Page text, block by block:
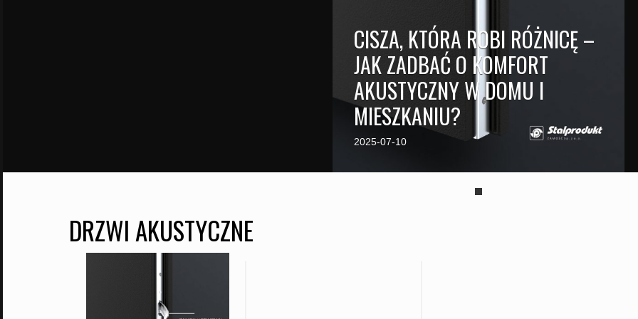
CISZA, KTÓRA ROBI RÓŻNICĘ –
JAK ZADBAĆ O KOMFORT
AKUSTYCZNY W DOMU I
MIESZKANIU?
2025-07-10
DRZWI AKUSTYCZNE